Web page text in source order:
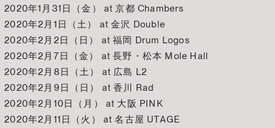
2020年1月31日（金） at 京都 Chambers
2020年2月1日（土） at 金沢 Double
2020年2月2日（日） at 福岡 Drum Logos
2020年2月7日（金） at 長野・松本 Mole Hall
2020年2月8日（土） at 広島 L2
2020年2月9日（日） at 香川 Rad
2020年2月10日（月） at 大阪 PINK
2020年2月11日（火） at 名古屋 UTAGE